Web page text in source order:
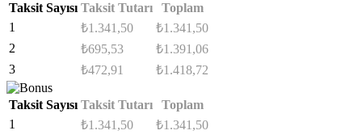
Taksit Sayısı Taksit Tutarı
Toplam
1
₺1.341,50 ₺1.341,50
2
₺695,53 ₺1.391,06
3
₺472,91 ₺1.418,72
Taksit Sayısı Taksit Tutarı
Toplam
1
₺1.341,50 ₺1.341,50